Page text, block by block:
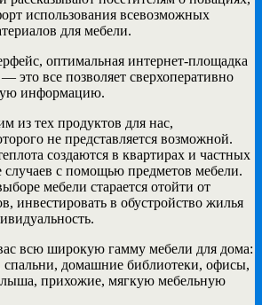
использования всевозможных
для мебели.
оптимальная интернет-площадка
это все позволяет сверхоперативно
информацию.
из тех продуктов для нас,
не представляется возможной.
создаются в квартирах и частных
случаев с помощью предметов мебели.
мебели старается отойти от
инвестировать в обустройство жилья
всю широкую гамму мебели для дома:
спальни, домашние библиотеки, офисы,
прихожие, мягкую мебельную